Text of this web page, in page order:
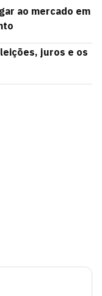
ao mercado em
juros e os